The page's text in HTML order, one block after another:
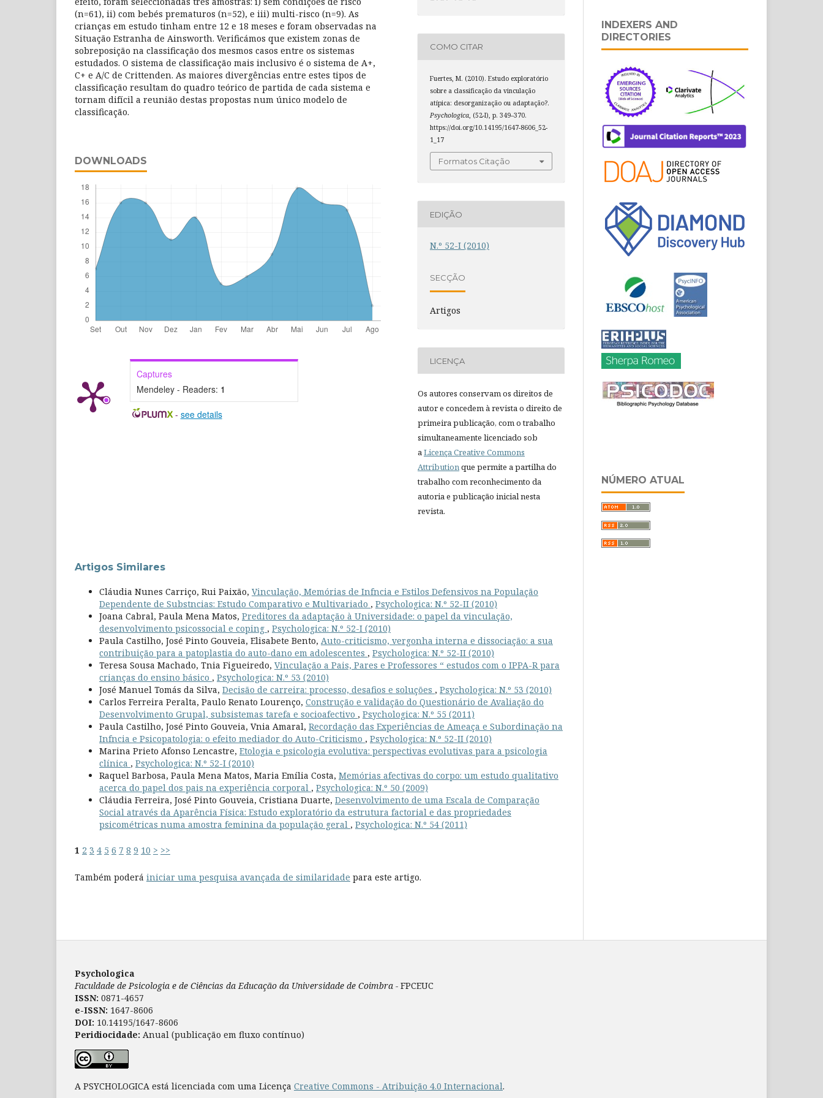
(n=61), ii) com bebés prematuros (n=52), e iii) multi-risco (n=9). As
crianças em estudo tinham entre 12 e 18 meses e foram observadas na
Situação Estranha de Ainsworth. Verificámos que existem zonas de
sobreposição na classificação dos mesmos casos entre os sistemas
estudados. O sistema de classificação mais inclusivo é o sistema de A+,
C+ e A/C de Crittenden. As maiores divergências entre estes tipos de
classificação resultam do quadro teórico de partida de cada sistema e
tornam difícil a reunião destas propostas num único modelo de
classificação.
DOWNLOADS
Captures
Mendeley - Readers: 1
- see details
COMO CITAR
Fuertes, M. (2010). Estudo exploratório
sobre a classificação da vinculação
atípica: desorganização ou adaptação?.
Psychologica , (52-I), p. 349–370.
https://doi.org/10.14195/1647-8606_52-
1_17
Formatos Citação
EDIÇÃO
N.º 52-I (2010)
SECÇÃO
Artigos
LICENÇA
Os autores conservam os direitos de
autor e concedem à revista o direito de
primeira publicação, com o trabalho
simultaneamente licenciado sob
aLicença Creative Commons
Attributionque permite a partilha do
trabalho com reconhecimento da
autoria e publicação inicial nesta
revista.
Artigos Similares
Cláudia Nunes Carriço, Rui Paixão, Vinculação, Memórias de Infncia e Estilos Defensivos na População
Dependente de Substncias: Estudo Comparativo e Multivariado , Psychologica: N.º 52-II (2010)
Joana Cabral, Paula Mena Matos, Preditores da adaptação à Universidade: o papel da vinculação,
desenvolvimento psicossocial e coping , Psychologica: N.º 52-I (2010)
Paula Castilho, José Pinto Gouveia, Elisabete Bento, Auto-criticismo, vergonha interna e dissociação: a sua
contribuição para a patoplastia do auto-dano em adolescentes , Psychologica: N.º 52-II (2010)
Teresa Sousa Machado, Tnia Figueiredo, Vinculação a Pais, Pares e Professores “ estudos com o IPPA-R para
crianças do ensino básico , Psychologica: N.º 53 (2010)
José Manuel Tomás da Silva, Decisão de carreira: processo, desafios e soluções , Psychologica: N.º 53 (2010)
Carlos Ferreira Peralta, Paulo Renato Lourenço, Construção e validação do Questionário de Avaliação do
Desenvolvimento Grupal, subsistemas tarefa e socioafectivo , Psychologica: N.º 55 (2011)
Paula Castilho, José Pinto Gouveia, Vnia Amaral, Recordação das Experiências de Ameaça e Subordinação na
Infncia e Psicopatologia: o efeito mediador do Auto-Criticismo , Psychologica: N.º 52-II (2010)
Marina Prieto Afonso Lencastre, Etologia e psicologia evolutiva: perspectivas evolutivas para a psicologia
clínica , Psychologica: N.º 52-I (2010)
Raquel Barbosa, Paula Mena Matos, Maria Emília Costa, Memórias afectivas do corpo: um estudo qualitativo
acerca do papel dos pais na experiência corporal , Psychologica: N.º 50 (2009)
Cláudia Ferreira, José Pinto Gouveia, Cristiana Duarte, Desenvolvimento de uma Escala de Comparação
Social através da Aparência Física: Estudo exploratório da estrutura factorial e das propriedades
psicométricas numa amostra feminina da população geral , Psychologica: N.º 54 (2011)
1 2 3 4 5 6 7 8 9 10 > >>
Também poderá iniciar uma pesquisa avançada de similaridade para este artigo.
INDEXERS AND
DIRECTORIES
NÚMERO ATUAL
Psychologica
Faculdade de Psicologia e de Ciências da Educação da Universidade de Coimbra - FPCEUC
ISSN: 0871-4657
e-ISSN: 1647-8606
DOI: 10.14195/1647-8606
Peridiocidade: Anual (publicação em fluxo contínuo)
A PSYCHOLOGICA está licenciada com uma Licença Creative Commons - Atribuição 4.0 Internacional.